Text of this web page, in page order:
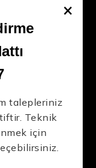
kaliteli
daha
×
talepleriniz
Teknik
için